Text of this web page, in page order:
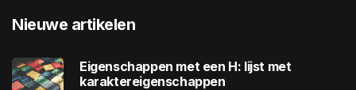
Nieuwe artikelen
Eigenschappen met een H: lijst met
karaktereigenschappen